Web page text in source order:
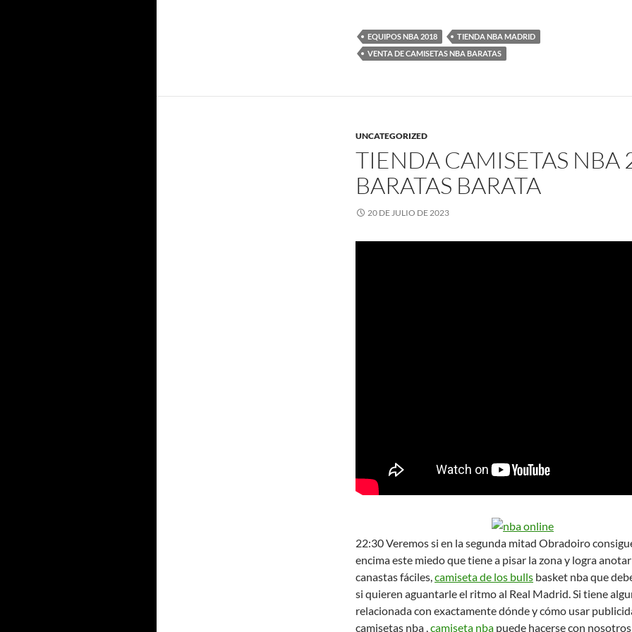
EQUIPOS NBA 2018
TIENDA NBA MADRID
VENTA DE CAMISETAS NBA BARATAS
UNCATEGORIZED
TIENDA CAMISETAS NBA
BARATAS BARATA
20 DE JULIO DE 2023
22:30 Veremos si en la segunda mitad Obradoiro
encima este miedo que tiene a pisar la zona y logra
canastas fáciles,camiseta de los bulls basket nba que
si quieren aguantarle el ritmo al Real Madrid. Si tiene
relacionada con exactamente dónde y cómo usar
camisetas nba ,camiseta nba puede hacerse con